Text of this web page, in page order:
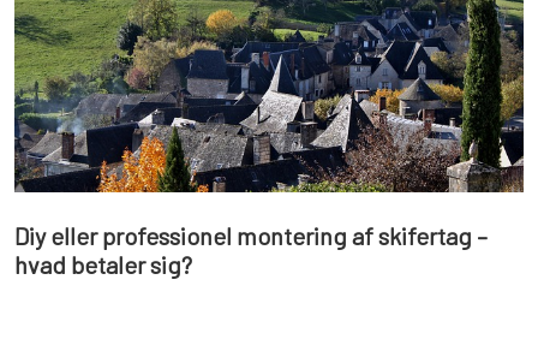
Diy eller professionel montering af skifertag –
hvad betaler sig?